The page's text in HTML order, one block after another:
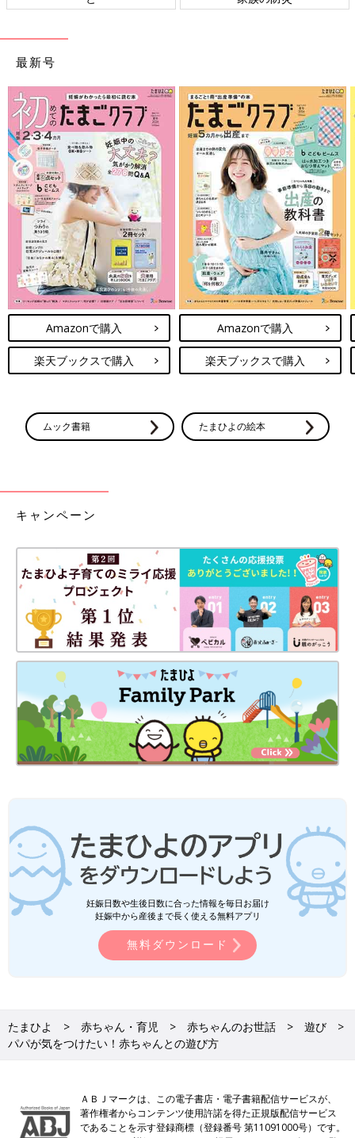
最新号
Amazonで購入
楽天ブックスで購入
Amazonで購入
楽天ブックスで購入
ムック書籍 たまひよの絵本
キャンペーン
妊娠日数や生後日数に合った情報を毎日お届け
妊娠中から産後まで長く使える無料アプリ
無料ダウンロード
たまひよ 赤ちゃん・育児 赤ちゃんのお世話
遊び
パパが気をつけたい！赤ちゃんとの遊び方
ＡＢＪマークは、この電子書店・電子書籍配信サービスが、
著作権者からコンテンツ使用許諾を得た正規版配信サービス
であることを示す登録商標（登録番号 第11091000号）です。